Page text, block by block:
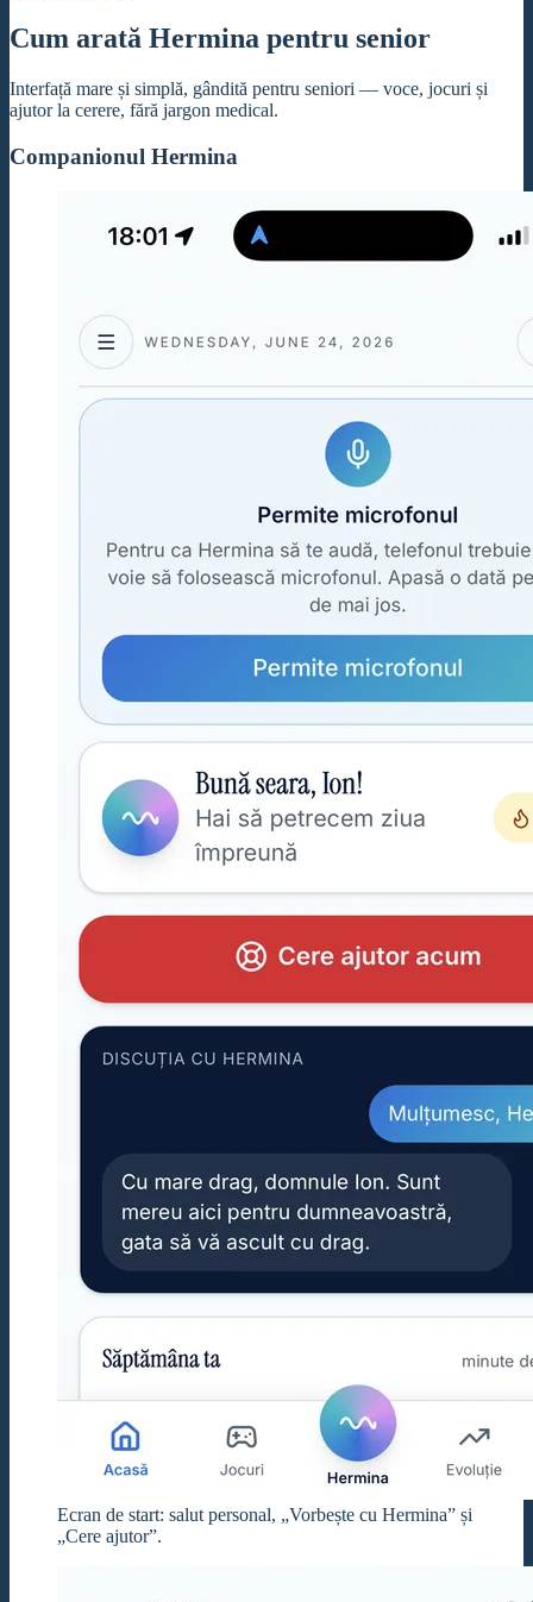
Cum arată Hermina pentru senior
Interfață mare și simplă, gândită pentru seniori — voce, jocuri și
ajutor la cerere, fără jargon medical.
Companionul Hermina
Ecran de start: salut personal, „Vorbește cu Hermina” și
„Cere ajutor”.